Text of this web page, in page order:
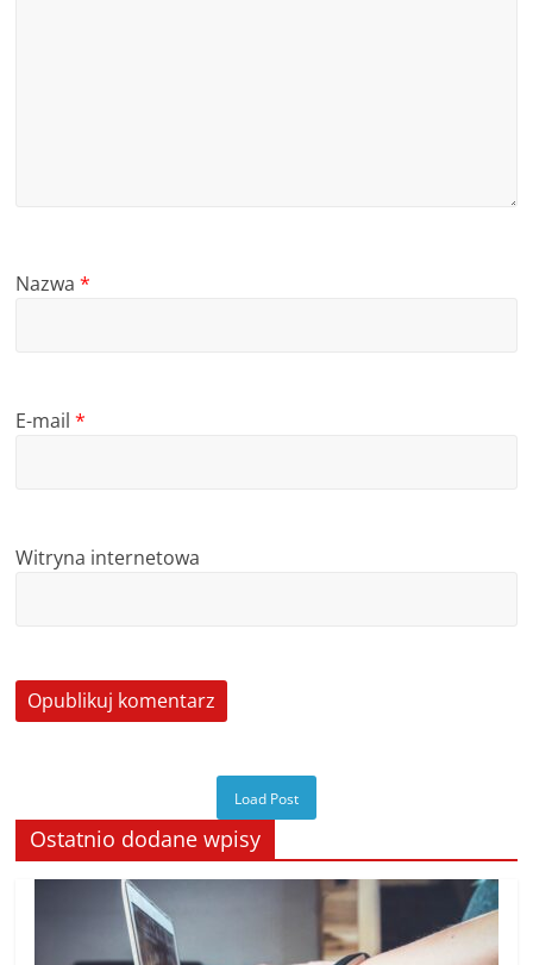
Nazwa*
E-mail*
Witryna internetowa
Load Post
Ostatnio dodane wpisy